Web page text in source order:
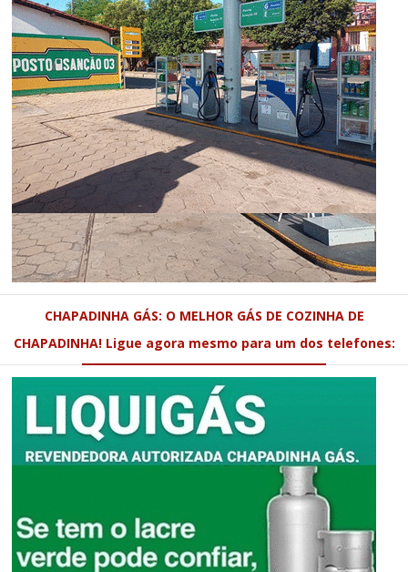
CHAPADINHA GÁS: O MELHOR GÁS DE COZINHA DE
CHAPADINHA! Ligue agora mesmo para um dos telefones: